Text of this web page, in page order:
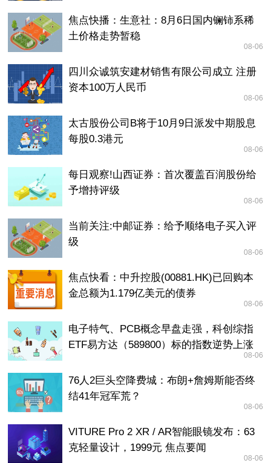
焦点快播：生意社：8月6日国内镧铈系稀
土价格走势暂稳
08-06
四川众诚筑安建材销售有限公司成立 注册
资本100万人民币
08-06
太古股份公司B将于10月9日派发中期股息
每股0.3港元
08-06
每日观察!山西证券：首次覆盖百润股份给
予增持评级
08-06
当前关注:中邮证券：给予顺络电子买入评
级
08-06
焦点快看：中升控股(00881.HK)已回购本
金总额为1.179亿美元的债券
08-06
电子特气、PCB概念早盘走强，科创综指
ETF易方达（589800）标的指数逆势上涨
08-06
76人2巨头空降费城：布朗+詹姆斯能否终
结41年冠军荒？
08-06
VITURE Pro 2 XR / AR智能眼镜发布：63
克轻量设计，1999元 焦点要闻
08-06